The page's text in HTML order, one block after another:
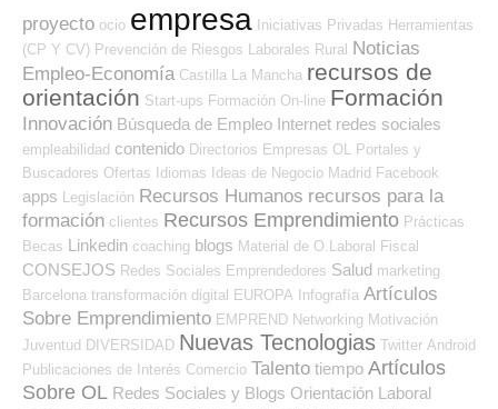
proyecto ocio empresa Iniciativas Privadas Herramientas
(CP Y CV) Prevención de Riesgos Laborales Rural Noticias
Empleo-Economía Castilla La Mancha recursos de
orientación Start-ups Formación On-line Formación
Innovación Búsqueda de Empleo Internet redes sociales
empleabilidad contenido Directorios Empresas OL
Portales y
Buscadores Ofertas
Idiomas Ideas de Negocio Madrid Facebook
apps Legislación Recursos Humanos recursos para la
formación clientes Recursos Emprendimiento Prácticas
Becas Linkedin coaching blogs Material de O.Laboral Fiscal
CONSEJOS Redes Sociales Emprendedores Salud marketing
Barcelona transformación digital EUROPA Infografía Artículos
Sobre Emprendimiento EMPREND Networking Motivación
Juventud DIVERSIDAD Nuevas Tecnologias Twitter Android
Publicaciones de Interés Comercio Talento tiempo Artículos
Sobre OL Redes Sociales y Blogs Orientación Laboral